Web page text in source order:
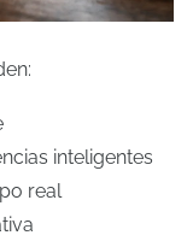
inteligentes
real